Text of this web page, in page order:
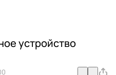
устройство